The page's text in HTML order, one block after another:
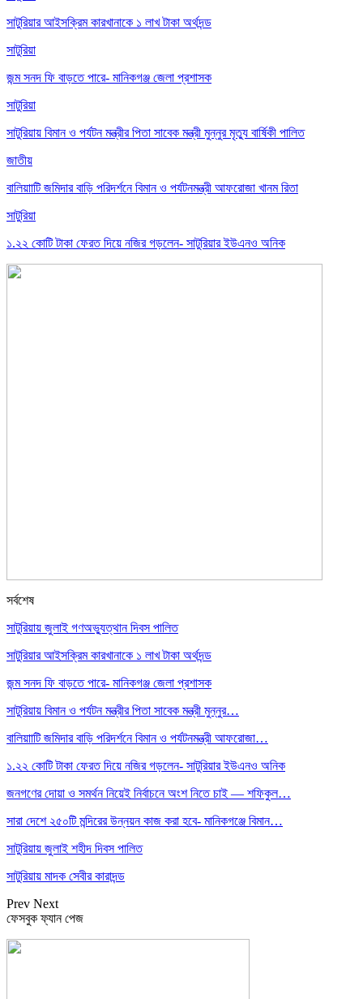
সাটুরিয়ার আইসক্রিম কারখানাকে ১ লাখ টাকা অর্থদন্ড
সাটুরিয়া
জন্ম সনদ ফি বাড়তে পারে- মানিকগঞ্জ জেলা প্রশাসক
সাটুরিয়া
সাটুরিয়ায় বিমান ও পর্যটন মন্ত্রীর পিতা সাবেক মন্ত্রী মুন্নুর মৃত্যু বার্ষিকী পালিত
জাতীয়
বালিয়াাটি জমিদার বাড়ি পরিদর্শনে বিমান ও পর্যটনমন্ত্রী আফরোজা খানম রিতা
সাটুরিয়া
১.২২ কোটি টাকা ফেরত দিয়ে নজির গড়লেন- সাটুরিয়ার ইউএনও অনিক
সর্বশেষ
সাটুরিয়ায় জুলাই গণঅভ্যুত্থান দিবস পালিত
সাটুরিয়ার আইসক্রিম কারখানাকে ১ লাখ টাকা অর্থদন্ড
জন্ম সনদ ফি বাড়তে পারে- মানিকগঞ্জ জেলা প্রশাসক
সাটুরিয়ায় বিমান ও পর্যটন মন্ত্রীর পিতা সাবেক মন্ত্রী মুন্নুর…
বালিয়াাটি জমিদার বাড়ি পরিদর্শনে বিমান ও পর্যটনমন্ত্রী আফরোজা…
১.২২ কোটি টাকা ফেরত দিয়ে নজির গড়লেন- সাটুরিয়ার ইউএনও অনিক
জনগণের দোয়া ও সমর্থন নিয়েই নির্বাচনে অংশ নিতে চাই — শফিকুল…
সারা দেশে ২৫০টি মন্দিরের উন্নয়ন কাজ করা হবে- মানিকগঞ্জে বিমান…
সাটুরিয়ায় জুলাই শহীদ দিবস পালিত
সাটুরিয়ায় মাদক সেবীর কারাদন্ড
Prev Next
ফেসবুক ফ্যান পেজ